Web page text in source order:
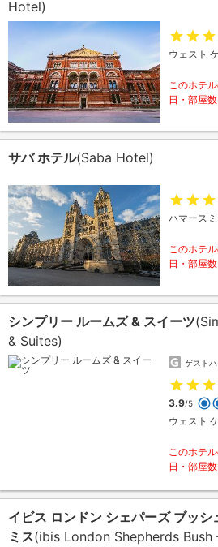
Hotel)
ウェスト
このホテ
日・部屋
サバ ホテル(Saba Hotel)
ハマース
このホテ
日・部屋
シンプリー ルームズ & スイーツ
& Suites)
ゲストハ
3.9/5
ウェスト
このホテ
日・部屋
イビス ロンドン シェパーズ ブッシ
ミス(ibis London Shepherds Bush